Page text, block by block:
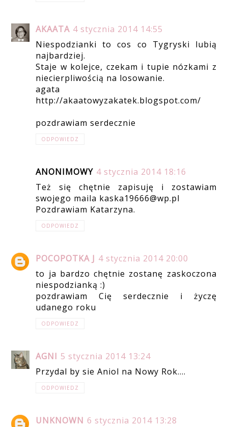
AKAATA 4 stycznia 2014 14:55
Niespodzianki to cos co Tygryski lubią
najbardziej.
Staje w kolejce, czekam i tupie nózkami z
niecierpliwością na losowanie.
agata
http://akaatowyzakatek.blogspot.com/
pozdrawiam serdecznie
ODPOWIEDZ
ANONIMOWY 4 stycznia 2014 18:16
Też się chętnie zapisuję i zostawiam
swojego maila kaska19666@wp.pl
Pozdrawiam Katarzyna.
ODPOWIEDZ
POCOPOTKA J 4 stycznia 2014 20:00
to ja bardzo chętnie zostanę zaskoczona
niespodzianką :)
pozdrawiam Cię serdecznie i życzę
udanego roku
ODPOWIEDZ
AGNI 5 stycznia 2014 13:24
Przydal by sie Aniol na Nowy Rok....
ODPOWIEDZ
UNKNOWN 6 stycznia 2014 13:28